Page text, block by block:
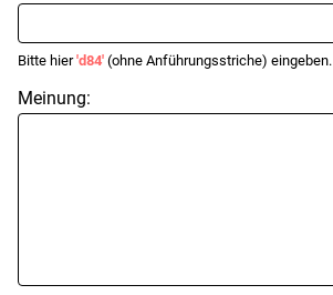
Bitte hier'd84' (ohne Anführungsstriche) eingeben.
Meinung: